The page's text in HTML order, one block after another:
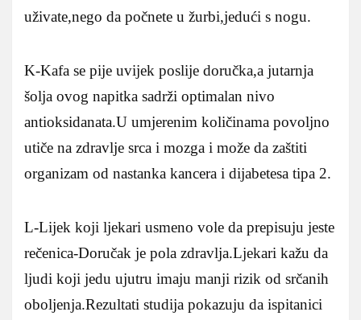
uživate,nego da počnete u žurbi,jedući s nogu.
K-Kafa se pije uvijek poslije doručka,a jutarnja
šolja ovog napitka sadrži optimalan nivo
antioksidanata.U umjerenim količinama povoljno
utiče na zdravlje srca i mozga i može da zaštiti
organizam od nastanka kancera i dijabetesa tipa 2.
L-Lijek koji ljekari usmeno vole da prepisuju jeste
rečenica-Doručak je pola zdravlja.Ljekari kažu da
ljudi koji jedu ujutru imaju manji rizik od srčanih
oboljenja.Rezultati studija pokazuju da ispitanici